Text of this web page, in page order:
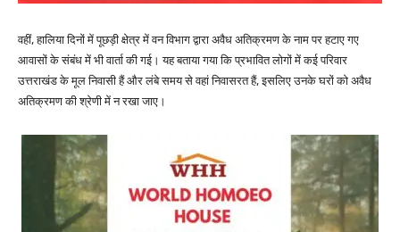
वहीं, हालिया दिनों में पूछड़ी क्षेत्र में वन विभाग द्वारा अवैध अतिक्रमण के नाम पर हटाए गए
आवासों के संबंध में भी वार्ता की गई। यह बताया गया कि प्रभावित लोगों में कई परिवार
उत्तराखंड के मूल निवासी हैं और लंबे समय से वहां निवासरत हैं, इसलिए उनके घरों को अवैध
अतिक्रमण की श्रेणी में न रखा जाए।